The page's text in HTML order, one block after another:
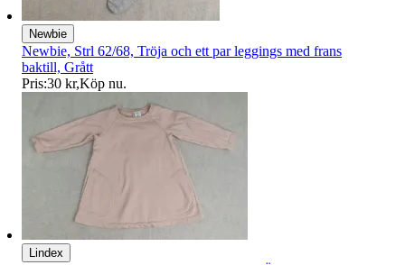
Newbie
Newbie, Strl 62/68, Tröja och ett par leggings med frans
baktill, Grått
Pris:30 kr,Köp nu.
Lindex